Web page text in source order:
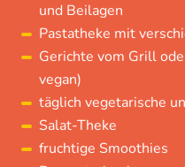
und Beilagen
Pastatheke mit
Gerichte vom Grill
vegan)
täglich vegetarische
Salat-Theke
fruchtige Smoothies